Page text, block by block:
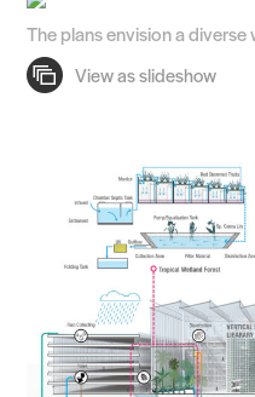
The plans envision a